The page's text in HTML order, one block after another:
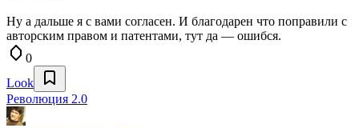
Ну а дальше я с вами согласен. И благодарен что поправили с
авторским правом и патентами, тут да — ошибся.
0
Look
Революция 2.0